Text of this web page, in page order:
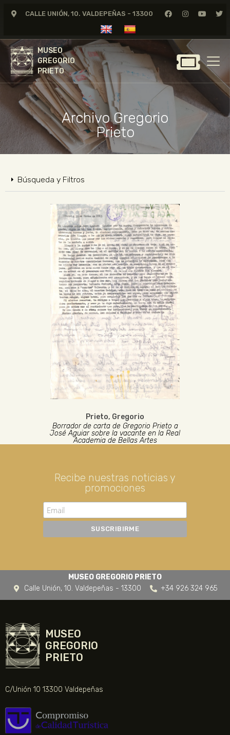
CALLE UNIÓN, 10. VALDEPEÑAS - 13300
MUSEO
GREGORIO
PRIETO
MUSEO
GREGORIO
PRIETO
GREGORIO PRIETO
MUSEO
ARCHIVO
CERTAMEN DE DIBUJO
FUNDACIÓN
NOTICIAS
Archivo Gregorio
Prieto
Búsqueda y Filtros
Prieto, Gregorio
Borrador de carta de Gregorio Prieto a
José Aguiar sobre la vacante en la Real
Academia de Bellas Artes
Recibe nuestras noticias y
promociones
MUSEO GREGORIO PRIETO
Calle Unión, 10. Valdepeñas - 13300
+34 926 324 965
MUSEO
GREGORIO
PRIETO
C/Unión 10 13300 Valdepeñas